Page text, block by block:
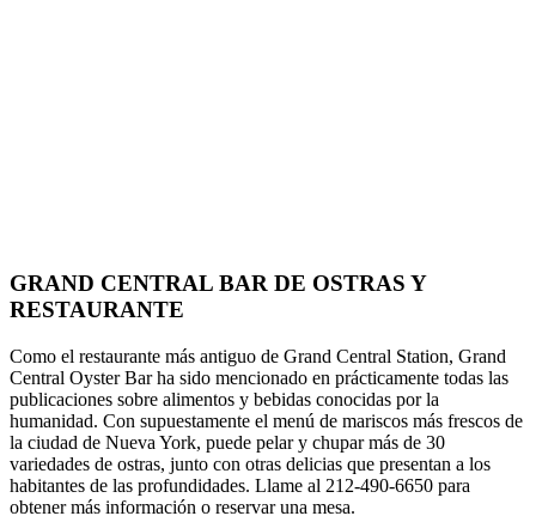
GRAND CENTRAL BAR DE OSTRAS Y
RESTAURANTE
Como el restaurante más antiguo de Grand Central Station, Grand
Central Oyster Bar ha sido mencionado en prácticamente todas las
publicaciones sobre alimentos y bebidas conocidas por la
humanidad. Con supuestamente el menú de mariscos más frescos de
la ciudad de Nueva York, puede pelar y chupar más de 30
variedades de ostras, junto con otras delicias que presentan a los
habitantes de las profundidades. Llame al 212-490-6650 para
obtener más información o reservar una mesa.